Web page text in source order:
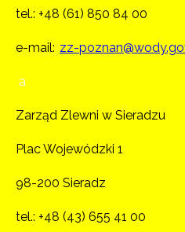
tel.: +48 (61) 850 84 00
e-mail: zz-
a
Zarząd Zlewni w Sieradzu
Plac Wojewódzki 1
98-200 Sieradz
tel.: +48 (43) 655 41 00